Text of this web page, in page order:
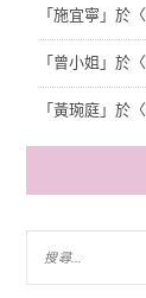
「 施宜寧 」於〈
「 曾小姐 」於〈
「 黃琬庭」於〈